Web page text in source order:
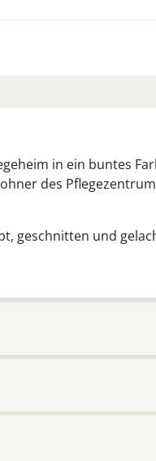
in ein buntes
des
geschnitten und